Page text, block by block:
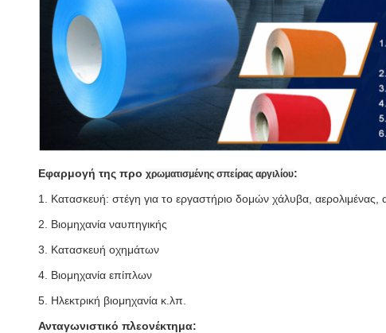
Εφαρμογή της προ χρωματισμένης σπείρας αργιλίου:
1. Κατασκευή: στέγη για το εργαστήριο δομών χάλυβα, αερολιμένας,
2. Βιομηχανία ναυπηγικής
3. Κατασκευή οχημάτων
4. Βιομηχανία επίπλων
5. Ηλεκτρική βιομηχανία κ.λπ.
Ανταγωνιστικό πλεονέκτημα: